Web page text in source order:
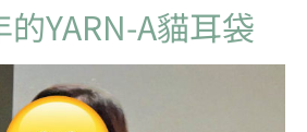
YARN-A貓耳袋